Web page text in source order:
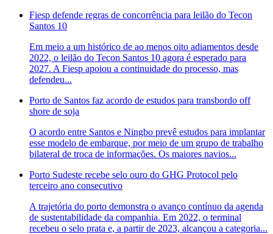
Fiesp defende regras de concorrência para leilão do Tecon
Santos 10
Em meio a um histórico de ao menos oito adiamentos desde
2022, o leilão do Tecon Santos 10 agora é esperado para
2027. A Fiesp apoiou a continuidade do processo, mas
defendeu...
Porto de Santos faz acordo de estudos para transbordo off
shore de soja
O acordo entre Santos e Ningbo prevê estudos para implantar
esse modelo de embarque, por meio de um grupo de trabalho
bilateral de troca de informações. Os maiores navios...
Porto Sudeste recebe selo ouro do GHG Protocol pelo
terceiro ano consecutivo
A trajetória do porto demonstra o avanço contínuo da agenda
de sustentabilidade da companhia. Em 2022, o terminal
recebeu o selo prata e, a partir de 2023, alcançou a categoria...